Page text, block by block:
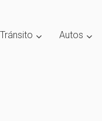
Tránsito Autos